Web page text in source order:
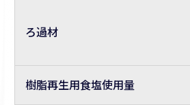
ろ過材
樹脂再生用食塩使用量